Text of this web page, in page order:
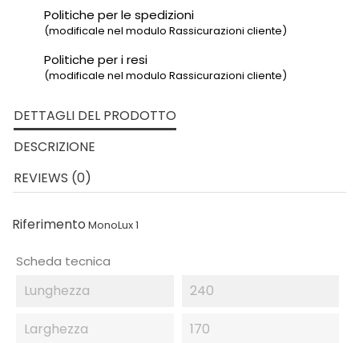
Politiche per le spedizioni
(modificale nel modulo Rassicurazioni cliente)
Politiche per i resi
(modificale nel modulo Rassicurazioni cliente)
DETTAGLI DEL PRODOTTO
DESCRIZIONE
REVIEWS (0)
Riferimento MonoLux 1
Scheda tecnica
Lunghezza 240
Larghezza 170